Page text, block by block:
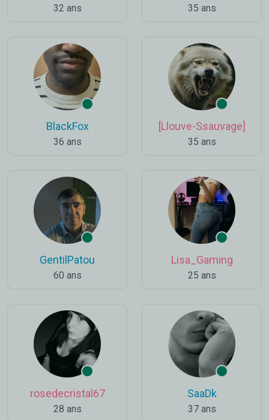
32 ans 35 ans
BlackFox
36 ans
[Llouve-Ssauvage]
35 ans
GentilPatou
60 ans
Lisa_Gaming
25 ans
rosedecristal67
28 ans
SaaDk
37 ans